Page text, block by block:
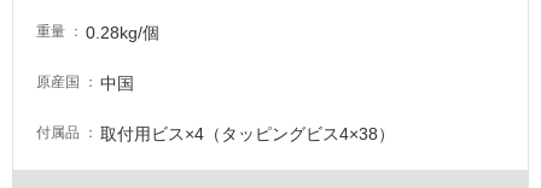
重量 0.28kg/個
原産国 中国
付属品 取付用ビス×4（タッピングビス4×38）
内
屋
壁・
浴